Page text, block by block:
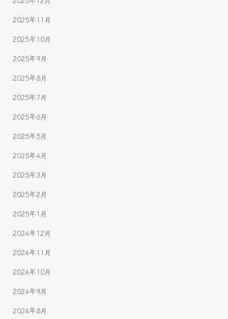
2025年11月
2025年10月
2025年9月
2025年8月
2025年7月
2025年6月
2025年5月
2025年4月
2025年3月
2025年2月
2025年1月
2024年12月
2024年11月
2024年10月
2024年9月
2024年8月